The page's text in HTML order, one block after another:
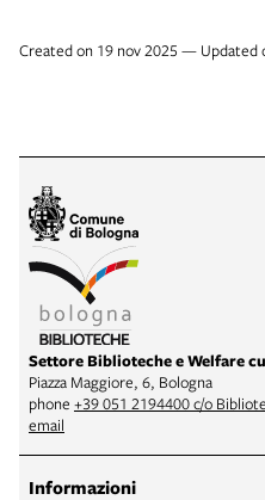
Created on 19 nov 2025 — Updated
Settore Biblioteche e Welfare
Piazza Maggiore, 6, Bologna
phone +39 051 2194400 c/o
email
Informazioni